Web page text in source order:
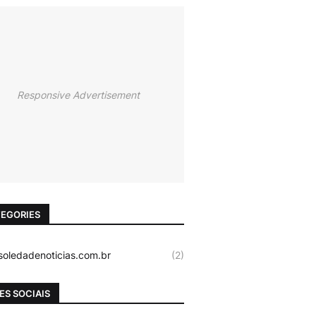
Responsive Advertisement
(2)
SOCIAIS